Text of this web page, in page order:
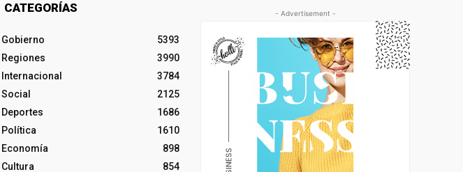
CATEGORÍAS
Gobierno
5393
Regiones
3990
Internacional
3784
Social
2125
Deportes
1686
Política
1610
Economía
898
Cultura
854
- Advertisement -